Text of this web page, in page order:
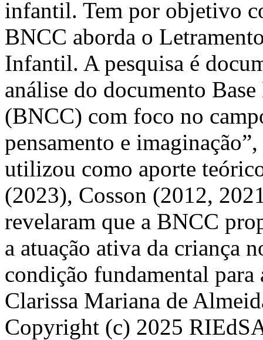
infantil. Tem por objetivo
BNCC aborda o
Infantil. A pesquisa é
análise do documento
(BNCC) com foco no
pensamento e
utilizou como aporte
(2023), Cosson (2012,
revelaram que a BNCC
a atuação ativa da criança
condição fundamental
Clarissa Mariana de
Copyright (c) 2025